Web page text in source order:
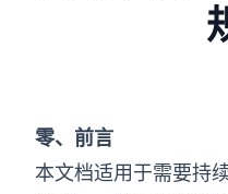
零、前言
本文档适用于需要持